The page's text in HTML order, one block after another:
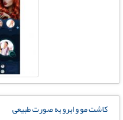
کاشت مو و ابرو به صورت طبیعی